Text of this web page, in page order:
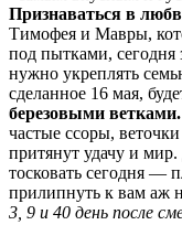
Признаваться в
Тимофея и Мавры,
под пытками, сегодня
нужно укреплять
сделанное 16 мая,
березовыми ветками.
частые ссоры,
притянут удачу и мир.
тосковать сегодня —
прилипнуть к вам аж
3, 9 и 40 день после